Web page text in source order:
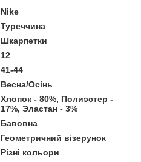
Nike
Туреччина
Шкарпетки
12
41-44
Весна/Осінь
Хлопок - 80%, Полиэстер -
17%, Эластан - 3%
Бавовна
Геометричний візерунок
Різні кольори